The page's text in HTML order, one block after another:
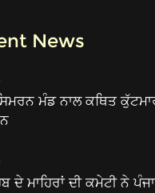
News
ਮੰਡ ਨਾਲ ਕਥਿਤ
ਦੇ ਮਾਹਿਰਾਂ ਦੀ ਕਮੇਟੀ ਨੇ